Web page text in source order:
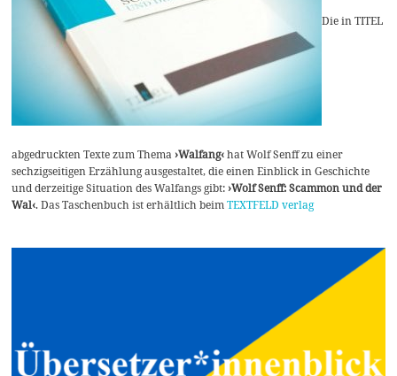
Die in TITEL
abgedruckten Texte zum Thema›Walfang‹hat Wolf Senff zu einer
sechzigseitigen Erzählung ausgestaltet, die einen Einblick in Geschichte
und derzeitige Situation des Walfangs gibt:›Wolf Senff: Scammon und der
Wal‹. Das Taschenbuch ist erhältlich beimTEXTFELD verlag